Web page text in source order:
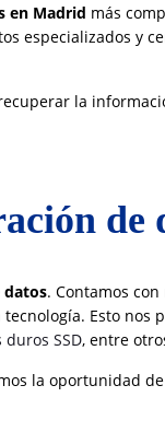
en Madrid más
especializados y
la
de
datos. Contamos con
Esto
SSD, entre
la oportunidad